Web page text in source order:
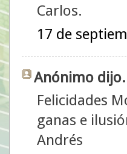
Carlos.
17 de
Anónimo
Felicidades
ganas e
Andrés